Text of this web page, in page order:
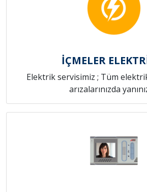
İÇMELER
Elektrik servisimiz ; Tüm
arızalarınızda